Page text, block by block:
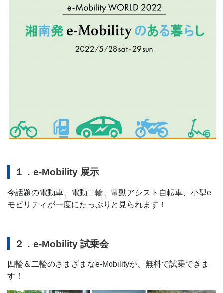
１．e-Mobility 展示
今話題の電動車、電動二輪、電動アシスト自転車、小型e
モビリティが一度にたっぷりと見られます！
２．e-Mobility 試乗会
四輪＆二輪のさまざまなe-Mobilityが、無料で試乗できま
す！